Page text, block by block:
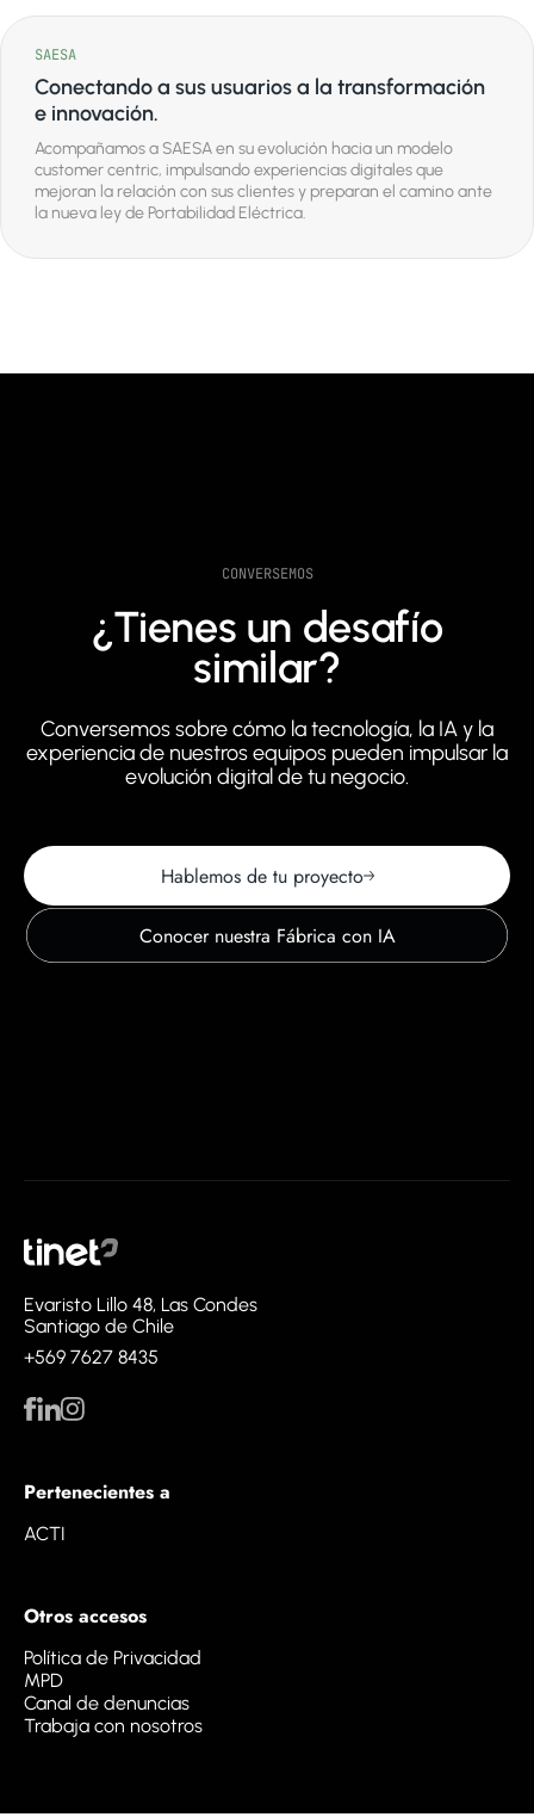
SAESA
Conectando a sus usuarios a la transformación
e innovación.
Acompañamos a SAESA en su evolución hacia un modelo
customer centric, impulsando experiencias digitales que
mejoran la relación con sus clientes y preparan el camino ante
la nueva ley de Portabilidad Eléctrica.
CONVERSEMOS
¿Tienes un desafío
similar?
Conversemos sobre cómo la tecnología, la IA y la
experiencia de nuestros equipos pueden impulsar la
evolución digital de tu negocio.
Hablemos de tu proyecto
Conocer nuestra Fábrica con IA
Evaristo Lillo 48, Las Condes
Santiago de Chile
+569 7627 8435
Pertenecientes a
ACTI
Otros accesos
Política de Privacidad
MPD
Canal de denuncias
Trabaja con nosotros